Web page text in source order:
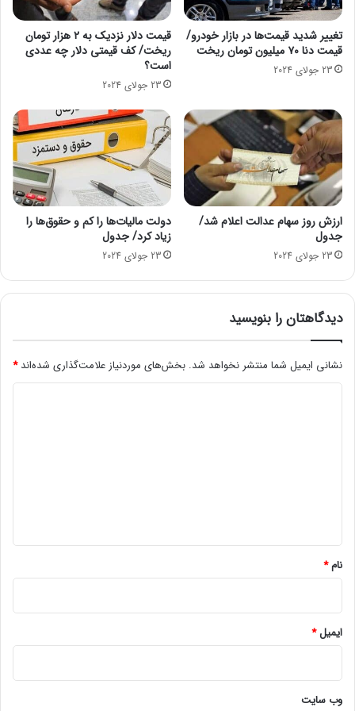
ق
ه
ت
و
گ
و
ه
م
ا
ل
ی
گ
د
گ
ر
د
ه
گ
ن
ی
خ
و
د
ر
و
/
م
م
ر
د
ل
تغییر شدید قیمت‌ها در بازار خودرو/
قیمت دنا ۷۰ میلیون تومان ریخت
23 جولای 2024
قیمت دلار نزدیک به ۲ هزار تومان
ریخت/ کف قیمتی دلار چه عددی
است؟
23 جولای 2024
ارزش روز سهام عدالت اعلام شد/
جدول
23 جولای 2024
دولت مالیات‌ها را کم و حقوق‌ها را
زیاد کرد/ جدول
23 جولای 2024
دیدگاهتان را بنویسید
نشانی ایمیل شما منتشر نخواهد شد. بخش‌های موردنیاز علامت‌گذاری شده‌اند*
نام*
ایمیل*
وب‌ سایت